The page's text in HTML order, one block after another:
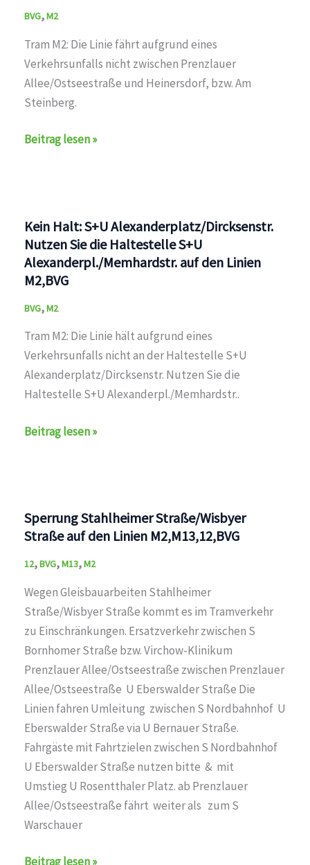
BVG,M2
Tram M2: Die Linie fährt aufgrund eines
Verkehrsunfalls nicht zwischen Prenzlauer
Allee/Ostseestraße und Heinersdorf, bzw. Am
Steinberg.
Unterbrechung
Beitrag lesen »
Kein Halt: S+U Alexanderplatz/Dircksenstr.
Nutzen Sie die Haltestelle S+U
Alexanderpl./Memhardstr. auf den Linien
M2,BVG
BVG,M2
Tram M2: Die Linie hält aufgrund eines
Verkehrsunfalls nicht an der Haltestelle S+U
Alexanderplatz/Dircksenstr. Nutzen Sie die
Haltestelle S+U Alexanderpl./Memhardstr..
Kein
Sie
Haltestelle
S+U
Alexanderpl./Memhardstr.
auf
den
Linien
M2,BVG
Beitrag lesen »
Sperrung Stahlheimer Straße/Wisbyer
Straße auf den Linien M2,M13,12,BVG
12,BVG,M13,M2
Wegen Gleisbauarbeiten Stahlheimer
Straße/Wisbyer Straße kommt es im Tramverkehr
zu Einschränkungen. Ersatzverkehr zwischen S
Bornhomer Straße bzw. Virchow-Klinikum
Prenzlauer Allee/Ostseestraße zwischen Prenzlauer
Allee/Ostseestraße U Eberswalder Straße Die
Linien fahren Umleitung zwischen S Nordbahnhof U
Eberswalder Straße via U Bernauer Straße.
Fahrgäste mit Fahrtzielen zwischen S Nordbahnhof
U Eberswalder Straße nutzen bitte & mit
Umstieg U Rosentthaler Platz. ab Prenzlauer
Allee/Ostseestraße fährt weiter als zum S
Warschauer
Sperrung
Beitrag lesen »